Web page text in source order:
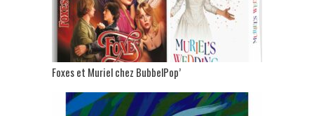
Foxes et Muriel chez BubbelPop’